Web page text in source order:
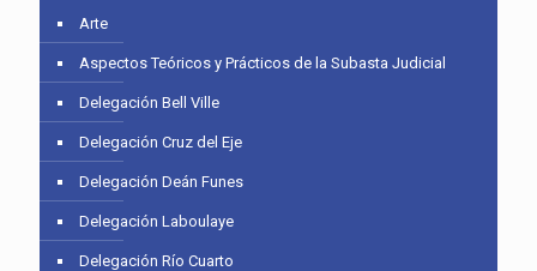
Arte
Aspectos Teóricos y Prácticos de la Subasta Judicial
Delegación Bell Ville
Delegación Cruz del Eje
Delegación Deán Funes
Delegación Laboulaye
Delegación Río Cuarto